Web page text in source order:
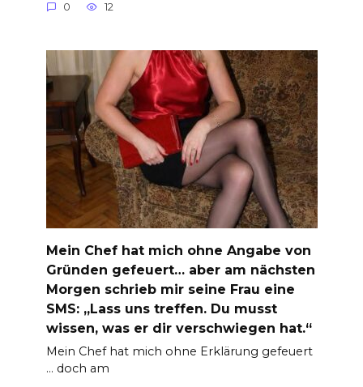
0 12
Mein Chef hat mich ohne Angabe von
Gründen gefeuert… aber am nächsten
Morgen schrieb mir seine Frau eine
SMS: „Lass uns treffen. Du musst
wissen, was er dir verschwiegen hat.“
Mein Chef hat mich ohne Erklärung gefeuert
… doch am